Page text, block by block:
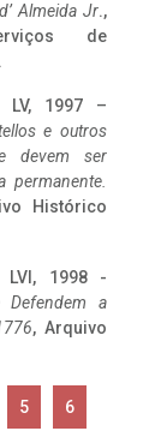
Almeida Jr.,
de
LV, 1997 –
e outros
devem ser
permanente.
Histórico
LVI, 1998 -
Defendem a
, Arquivo
5 6